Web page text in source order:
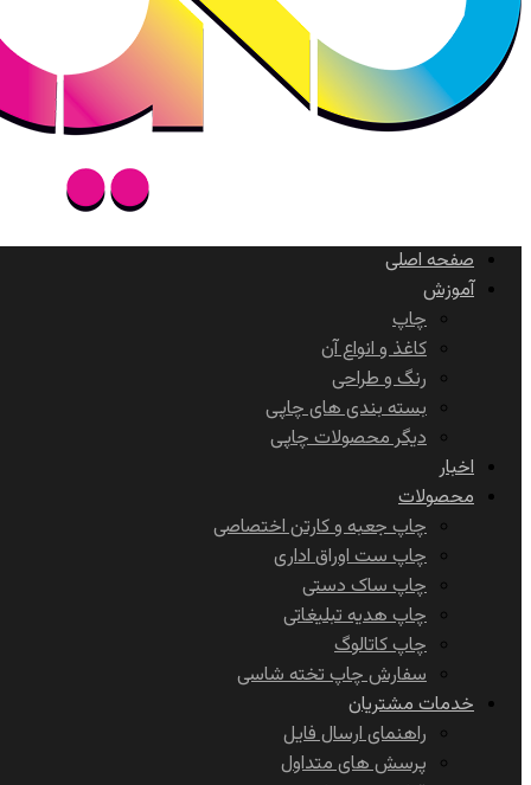
صفحه اصلی
آموزش
چاپ
کاغذ و انواع آن
رنگ و طراحی
بسته بندی های چاپی
دیگر محصولات چاپی
اخبار
محصولات
چاپ جعبه و کارتن اختصاصی
چاپ ست اوراق اداری
چاپ ساک دستی
چاپ هدیه تبلیغاتی
چاپ کاتالوگ
سفارش چاپ تخته شاسی
خدمات مشتریان
راهنمای ارسال فایل
پرسش های متداول